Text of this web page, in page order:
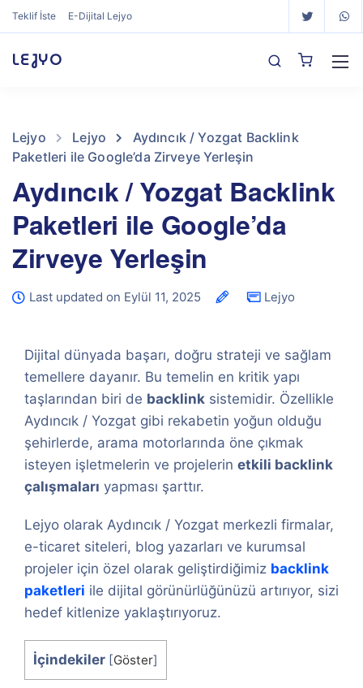
Teklif İste E-Dijital Lejyo
LEJYO
Lejyo Lejyo
Aydıncık / Yozgat Backlink
Paketleri ile Google’da Zirveye Yerleşin
Aydıncık / Yozgat Backlink
Paketleri ile Google’da
Zirveye Yerleşin
Last updated on Eylül 11, 2025 Lejyo
Dijital dünyada başarı, doğru strateji ve sağlam
temellere dayanır. Bu temelin en kritik yapı
taşlarından biri de backlink sistemidir. Özellikle
Aydıncık / Yozgat gibi rekabetin yoğun olduğu
şehirlerde, arama motorlarında öne çıkmak
isteyen işletmelerin ve projelerin etkili backlink
çalışmaları yapması şarttır.
Lejyo olarak Aydıncık / Yozgat merkezli firmalar,
e-ticaret siteleri, blog yazarları ve kurumsal
projeler için özel olarak geliştirdiğimiz backlink
paketleri ile dijital görünürlüğünüzü artırıyor, sizi
hedef kitlenize yaklaştırıyoruz.
İçindekiler [Göster]